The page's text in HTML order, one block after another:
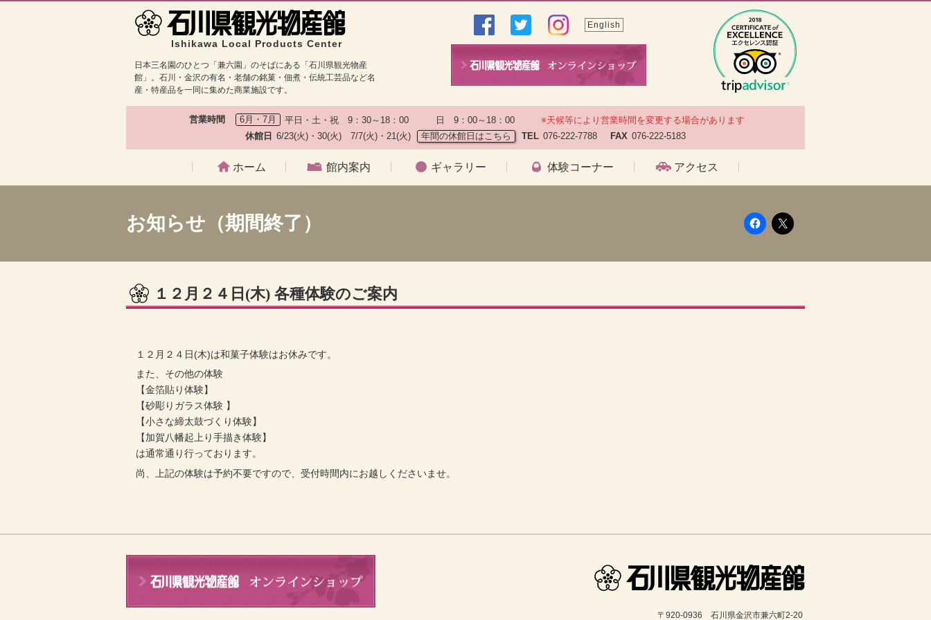
Ishikawa Local Products Center
日本三名園のひとつ「兼六園」のそばにある「石川県観光物産
館」。石川・金沢の有名・老舗の銘菓・佃煮・伝統工芸品など名
産・特産品を一同に集めた商業施設です。
English
営業時間 6月・7月 平日・土・祝　9：30～18：00　　　日　9：00～18：00
※天候等により営業時間を変更する場合があります
休館日 6/23(火)・30(火)　7/7(火)・21(火) 年間の休館日はこちら TEL 076-222-7788 FAX 076-222-5183
ホーム 館内案内 ギャラリー 体験コーナー アクセス
お知らせ（期間終了）
１２月２４日(木) 各種体験のご案内
１２月２４日(木)は和菓子体験はお休みです。
また、その他の体験
【金箔貼り体験】
【砂彫りガラス体験 】
【小さな締太鼓づくり体験】
【加賀八幡起上り手描き体験】
は通常通り行っております。
尚、上記の体験は予約不要ですので、受付時間内にお越しくださいませ。
〒920-0936　石川県金沢市兼六町2-20